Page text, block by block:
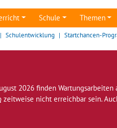
Schule Themen
Berlin - Brandenburg
Schulentwicklung Startchancen-
2026 finden
zeitweise nicht erreichbar sein.